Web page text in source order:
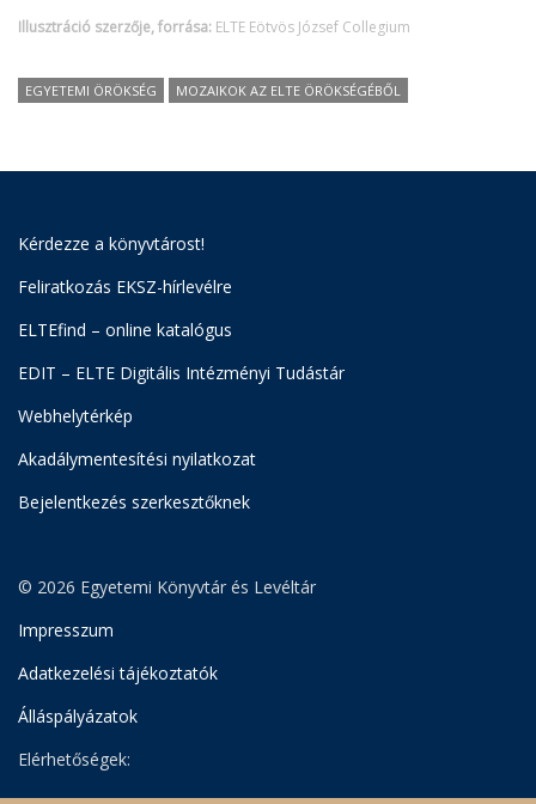
Illusztráció szerzője, forrása: ELTE Eötvös József Collegium
EGYETEMI ÖRÖKSÉG MOZAIKOK AZ ELTE ÖRÖKSÉGÉBŐL
Kérdezze a könyvtárost!
Feliratkozás EKSZ-hírlevélre
ELTEfind – online katalógus
EDIT – ELTE Digitális Intézményi Tudástár
Webhelytérkép
Akadálymentesítési nyilatkozat
Bejelentkezés szerkesztőknek
© 2026 Egyetemi Könyvtár és Levéltár
Impresszum
Adatkezelési tájékoztatók
Álláspályázatok
Elérhetőségek: